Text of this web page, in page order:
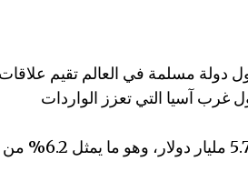
آسيا التي تعزز الواردات
وفي عام 2020 وحده، ارتفعت قيمة الصادرات التركية إلى 5.7 مليار دولار، وهو ما يمثل 6.2% من